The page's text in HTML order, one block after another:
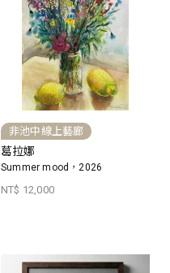
非池中線上藝廊
葛拉娜
Summer mood，2026
NT$ 12,000